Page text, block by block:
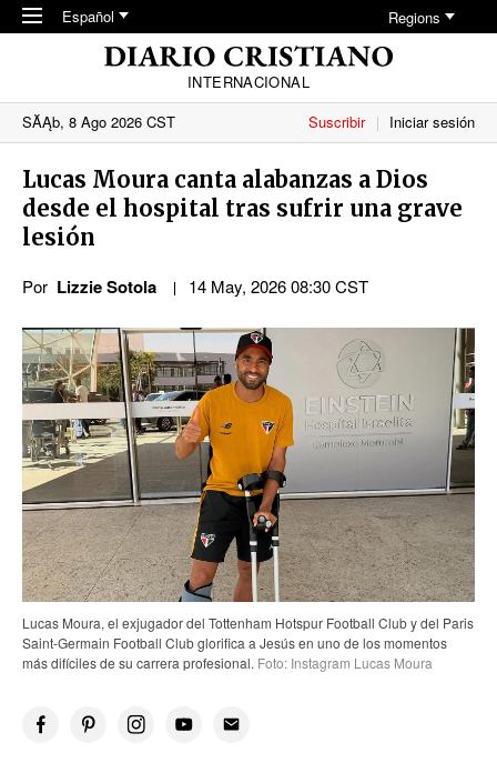
Skip to main content
Español Regions
INTERNACIONAL
SĂĄb, 8 Ago 2026 CST
Suscribir Iniciar sesión
Lucas Moura canta alabanzas a Dios
desde el hospital tras sufrir una grave
lesión
Por Lizzie Sotola 14 May, 2026 08:30 CST
Lucas Moura, el exjugador del Tottenham Hotspur Football Club y del Paris
Saint-Germain Football Club glorifica a Jesús en uno de los momentos
más difíciles de su carrera profesional. Foto: Instagram Lucas Moura